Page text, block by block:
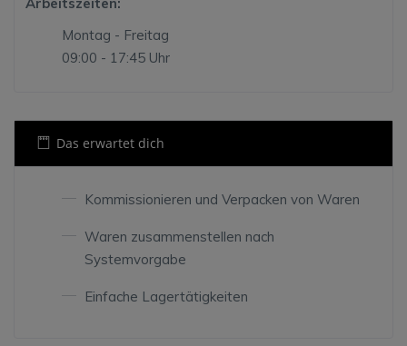
Montag - Freitag
09:00 - 17:45 Uhr
Das erwartet dich
Kommissionieren und Verpacken von Waren
Waren zusammenstellen nach
Systemvorgabe
Einfache Lagertätigkeiten